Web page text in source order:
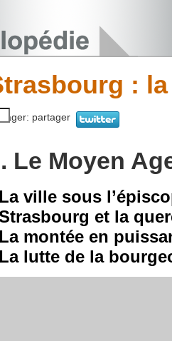
:
partager
Le Moyen
La ville sous
et la
La montée en
La lutte de la